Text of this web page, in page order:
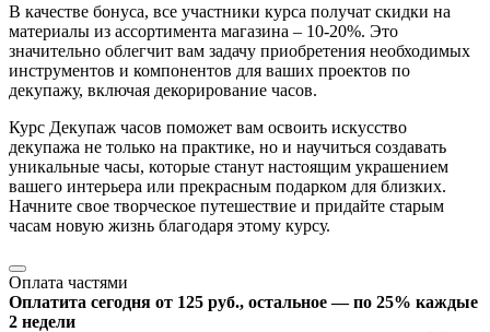
В качестве бонуса, все участники курса получат скидки на
материалы из ассортимента магазина – 10-20%. Это
значительно облегчит вам задачу приобретения необходимых
инструментов и компонентов для ваших проектов по
декупажу, включая декорирование часов.
Курс Декупаж часов поможет вам освоить искусство
декупажа не только на практике, но и научиться создавать
уникальные часы, которые станут настоящим украшением
вашего интерьера или прекрасным подарком для близких.
Начните свое творческое путешествие и придайте старым
часам новую жизнь благодаря этому курсу.
Оплата частями
Оплатита сегодня от 125 руб., остальное — по 25% каждые
2 недели